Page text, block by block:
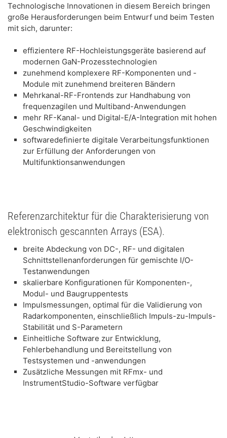
Technologische Innovationen in diesem Bereich bringen
große Herausforderungen beim Entwurf und beim Testen
mit sich, darunter:
effizientere RF-Hochleistungsgeräte basierend auf
modernen GaN-Prozesstechnologien
zunehmend komplexere RF-Komponenten und -
Module mit zunehmend breiteren Bändern
Mehrkanal-RF-Frontends zur Handhabung von
frequenzagilen und Multiband-Anwendungen
mehr RF-Kanal- und Digital-E/A-Integration mit hohen
Geschwindigkeiten
softwaredefinierte digitale Verarbeitungsfunktionen
zur Erfüllung der Anforderungen von
Multifunktionsanwendungen
Referenzarchitektur für die Charakterisierung von
elektronisch gescannten Arrays (ESA).
breite Abdeckung von DC-, RF- und digitalen
Schnittstellenanforderungen für gemischte I/O-
Testanwendungen
skalierbare Konfigurationen für Komponenten-,
Modul- und Baugruppentests
Impulsmessungen, optimal für die Validierung von
Radarkomponenten, einschließlich Impuls-zu-Impuls-
Stabilität und S-Parametern
Einheitliche Software zur Entwicklung,
Fehlerbehandlung und Bereitstellung von
Testsystemen und -anwendungen
Zusätzliche Messungen mit RFmx- und
InstrumentStudio-Software verfügbar